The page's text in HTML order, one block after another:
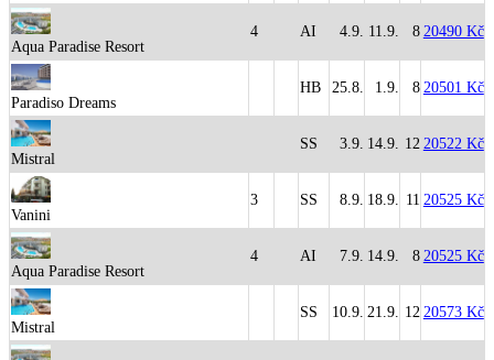
Aqua Paradise Resort
4 AI 4.9. 11.9. 8 20490 Kč
Paradiso Dreams
HB 25.8. 1.9. 8 20501 Kč
Mistral
SS 3.9. 14.9. 12 20522 Kč
Vanini
3 SS 8.9. 18.9. 11 20525 Kč
Aqua Paradise Resort
4 AI 7.9. 14.9. 8 20525 Kč
Mistral
SS 10.9. 21.9. 12 20573 Kč